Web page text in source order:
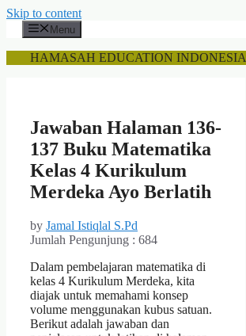
Skip to content
Menu
HAMASAH EDUCATION INDONESIA
Jawaban Halaman 136-
137 Buku Matematika
Kelas 4 Kurikulum
Merdeka Ayo Berlatih
by Jamal Istiqlal S.Pd
Jumlah Pengunjung : 684
Dalam pembelajaran matematika di
kelas 4 Kurikulum Merdeka, kita
diajak untuk memahami konsep
volume menggunakan kubus satuan.
Berikut adalah jawaban dan